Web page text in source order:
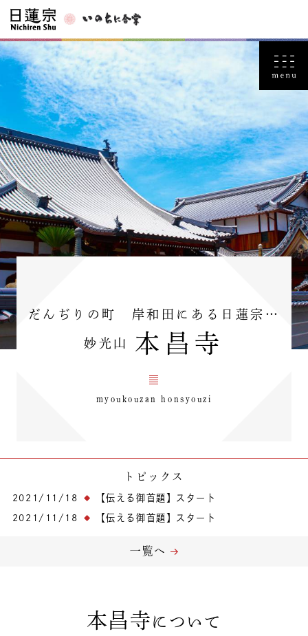
だんぢりの町 岸和田にある日蓮宗…
妙光山 本昌寺
myoukouzan honsyouzi
トピックス
2021/11/18 【伝える御首題】スタート
2021/11/18 【伝える御首題】スタート
一覧へ
本昌寺 について